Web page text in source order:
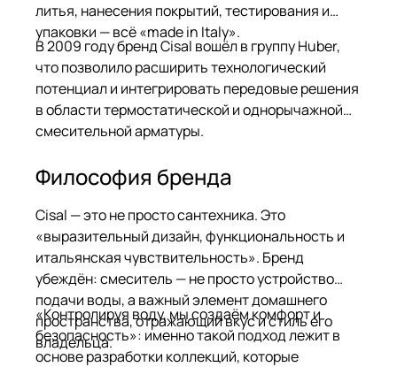
литья, нанесения покрытий, тестирования и
упаковки — всё «made in Italy».
В 2009 году бренд Cisal вошёл в группу Huber,
что позволило расширить технологический
потенциал и интегрировать передовые решения
в области термостатической и однорычажной
смесительной арматуры.
Философия бренда
Cisal — это не просто сантехника. Это
«выразительный дизайн, функциональность и
итальянская чувствительность». Бренд
убеждён: смеситель — не просто устройство
подачи воды, а важный элемент домашнего
пространства, отражающий вкус и стиль его
владельца.
«Контролируя воду, мы создаём комфорт и
безопасность»: именно такой подход лежит в
основе разработки коллекций, которые